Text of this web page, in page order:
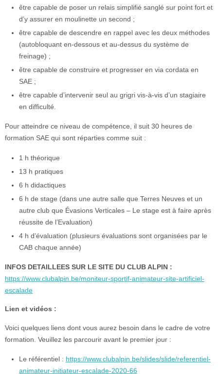
être capable de poser un relais simplifié sanglé sur point fort et
d’y assurer en moulinette un second ;
être capable de descendre en rappel avec les deux méthodes
(autobloquant en-dessous et au-dessus du système de
freinage) ;
être capable de construire et progresser en via cordata en
SAE ;
être capable d’intervenir seul au grigri vis-à-vis d’un stagiaire
en difficulté.
Pour atteindre ce niveau de compétence, il suit 30 heures de
formation SAE qui sont réparties comme suit :
1 h théorique
13 h pratiques
6 h didactiques
6 h de stage (dans une autre salle que Terres Neuves et un
autre club que Évasions Verticales – Le stage est à faire après
réussite de l’Evaluation)
4 h d’évaluation (plusieurs évaluations sont organisées par le
CAB chaque année)
INFOS DETAILLEES SUR LE SITE DU CLUB ALPIN :
https://www.clubalpin.be/moniteur-sportif-animateur-site-artificiel-
escalade
Lien et vidéos :
Voici quelques liens dont vous aurez besoin dans le cadre de votre
formation. Veuillez les parcourir avant le premier jour :
Le référentiel : https://www.clubalpin.be/slides/slide/referentiel-
animateur-initiateur-escalade-2020-66